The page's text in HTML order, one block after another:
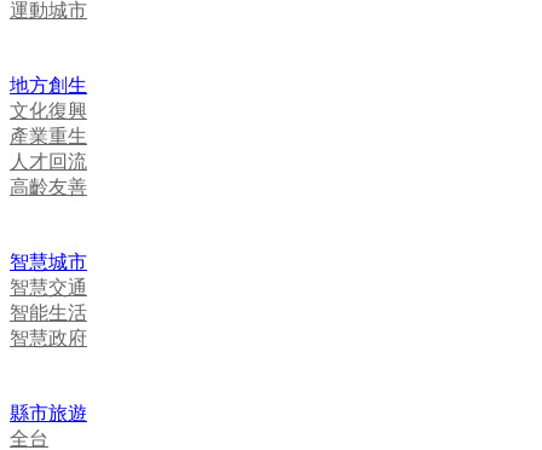
運動城市
地方創生
文化復興
產業重生
人才回流
高齡友善
智慧城市
智慧交通
智能生活
智慧政府
縣市旅遊
全台